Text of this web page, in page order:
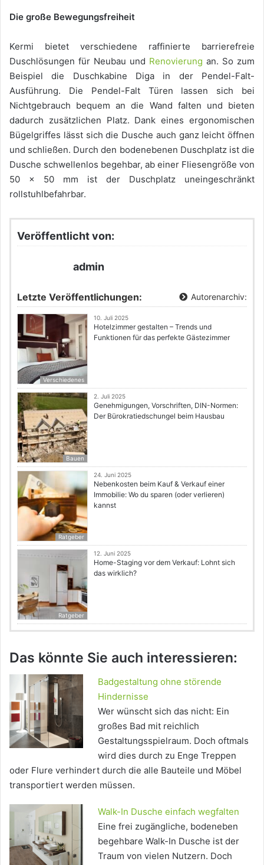
Die große Bewegungsfreiheit
Kermi bietet verschiedene raffinierte barrierefreie
Duschlösungen für Neubau und Renovierung an. So zum
Beispiel die Duschkabine Diga in der Pendel-Falt-
Ausführung. Die Pendel-Falt Türen lassen sich bei
Nichtgebrauch bequem an die Wand falten und bieten
dadurch zusätzlichen Platz. Dank eines ergonomischen
Bügelgriffes lässt sich die Dusche auch ganz leicht öffnen
und schließen. Durch den bodenebenen Duschplatz ist die
Dusche schwellenlos begehbar, ab einer Fliesengröße von
50 x 50 mm ist der Duschplatz uneingeschränkt
rollstuhlbefahrbar.
Veröffentlicht von:
admin
Letzte Veröffentlichungen: Autorenarchiv:
Verschiedenes
10. Juli 2025
Hotelzimmer gestalten – Trends und
Funktionen für das perfekte Gästezimmer
Bauen
2. Juli 2025
Genehmigungen, Vorschriften, DIN-Normen:
Der Bürokratiedschungel beim Hausbau
Ratgeber
24. Juni 2025
Nebenkosten beim Kauf & Verkauf einer
Immobilie: Wo du sparen (oder verlieren)
kannst
Ratgeber
12. Juni 2025
Home-Staging vor dem Verkauf: Lohnt sich
das wirklich?
Das könnte Sie auch interessieren:
Badgestaltung ohne störende
Hindernisse
Wer wünscht sich das nicht: Ein
großes Bad mit reichlich
Gestaltungsspielraum. Doch oftmals
wird dies durch zu Enge Treppen
oder Flure verhindert durch die alle Bauteile und Möbel
transportiert werden müssen.
Walk-In Dusche einfach wegfalten
Eine frei zugängliche, bodeneben
begehbare Walk-In Dusche ist der
Traum von vielen Nutzern. Doch